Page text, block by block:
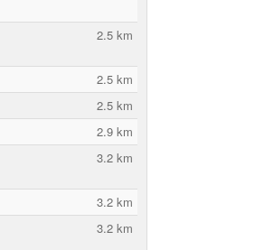
2.5 km
2.5 km
2.5 km
2.9 km
3.2 km
3.2 km
3.2 km